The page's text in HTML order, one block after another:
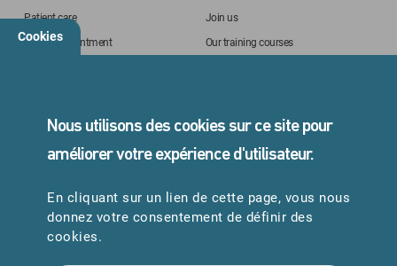
Patient care
Online Appointment
Join us
Our training courses
STANDARD
05 45 24 40 40
Cookies
Nous utilisons des cookies sur ce site pour
améliorer votre expérience d'utilisateur.
En cliquant sur un lien de cette page, vous nous
donnez votre consentement de définir des
cookies.